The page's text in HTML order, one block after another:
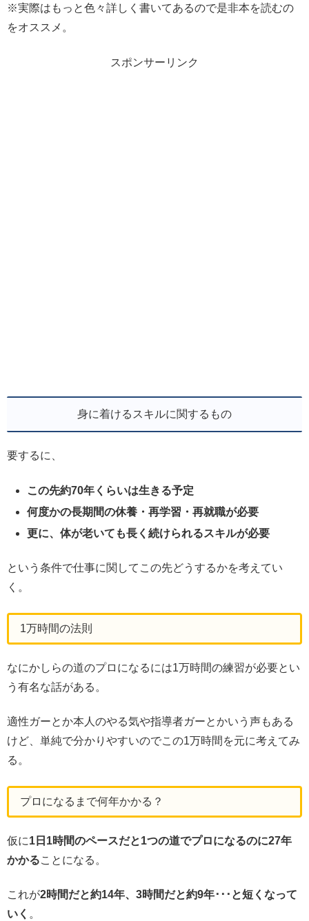
※実際はもっと色々詳しく書いてあるので是非本を読むの
をオススメ。
スポンサーリンク
身に着けるスキルに関するもの
要するに、
この先約70年くらいは生きる予定
何度かの長期間の休養・再学習・再就職が必要
更に、体が老いても長く続けられるスキルが必要
という条件で仕事に関してこの先どうするかを考えてい
く。
1万時間の法則
なにかしらの道のプロになるには1万時間の練習が必要とい
う有名な話がある。
適性ガーとか本人のやる気や指導者ガーとかいう声もある
けど、単純で分かりやすいのでこの1万時間を元に考えてみ
る。
プロになるまで何年かかる？
仮に1日1時間のペースだと1つの道でプロになるのに27年
かかることになる。
これが2時間だと約14年、3時間だと約9年･･･と短くなって
いく 。